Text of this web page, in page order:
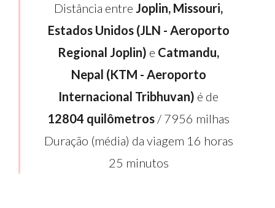
Distância entre Joplin, Missouri,
Estados Unidos (JLN - Aeroporto
Regional Joplin) e Catmandu,
Nepal (KTM - Aeroporto
Internacional Tribhuvan) é de
12804 quilômetros / 7956 milhas
Duração (média) da viagem 16 horas
25 minutos